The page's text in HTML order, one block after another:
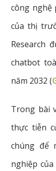
công
của thị
Research
chatbot
năm 2032 (
Trong bài
thực tiễn
chúng để
nghiệp